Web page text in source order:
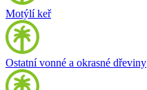
Motýlí keř
Ostatní vonné a okrasné dřeviny